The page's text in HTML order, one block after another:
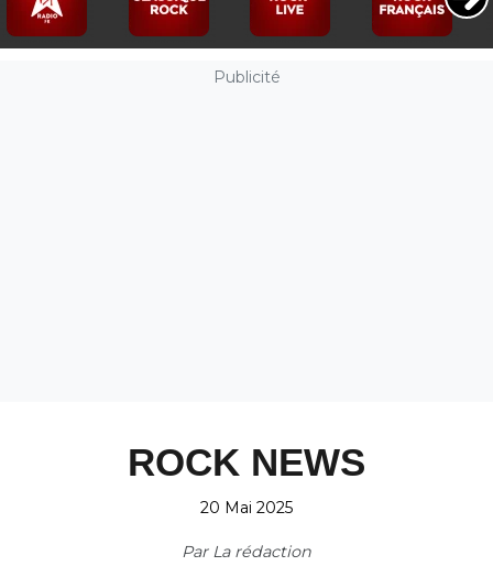
Publicité
ROCK NEWS
20 Mai 2025
Par La rédaction